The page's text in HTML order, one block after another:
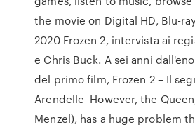
the movie on Digital HD, Blu-
2020 Frozen 2, intervista ai
e Chris Buck. A sei anni
del primo film, Frozen 2 – Il
Arendelle However, the
Menzel), has a huge problem